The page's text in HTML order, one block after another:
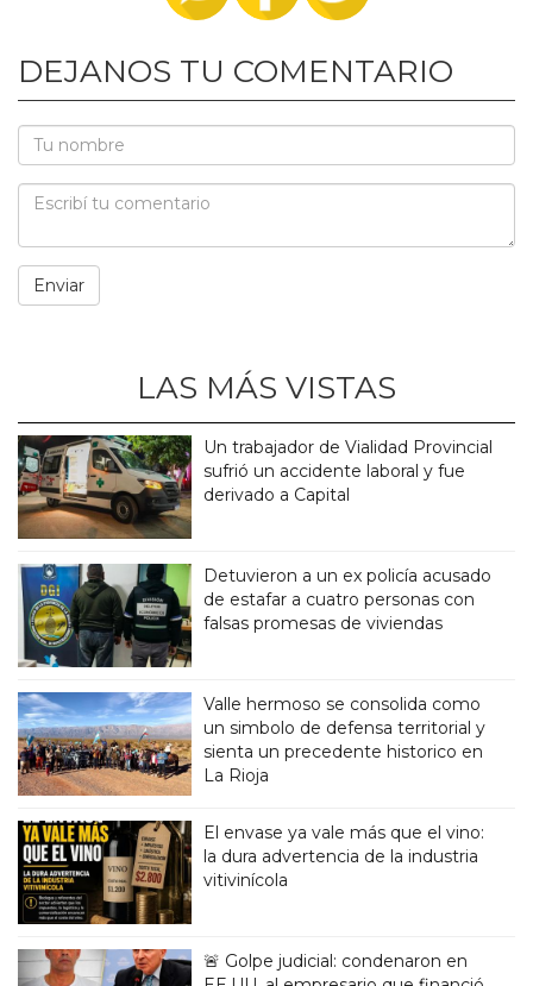
DEJANOS TU COMENTARIO
LAS MÁS VISTAS
Un trabajador de Vialidad Provincial
sufrió un accidente laboral y fue
derivado a Capital
Detuvieron a un ex policía acusado
de estafar a cuatro personas con
falsas promesas de viviendas
Valle hermoso se consolida como
un simbolo de defensa territorial y
sienta un precedente historico en
La Rioja
El envase ya vale más que el vino:
la dura advertencia de la industria
vitivinícola
🚨 Golpe judicial: condenaron en